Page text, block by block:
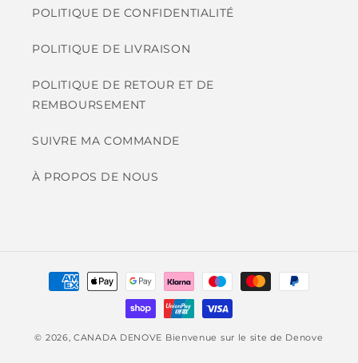
POLITIQUE DE CONFIDENTIALITÉ
POLITIQUE DE LIVRAISON
POLITIQUE DE RETOUR ET DE
REMBOURSEMENT
SUIVRE MA COMMANDE
À PROPOS DE NOUS
Moyens
© 2026,CANADA DENOVE Bienvenue sur le site de Denove